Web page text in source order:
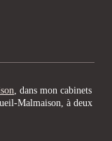
, dans mon cabinets
Malmaison, à deux